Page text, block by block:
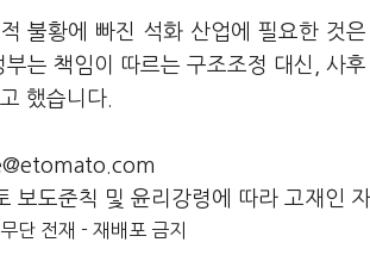
불황에 빠진 석화 산업에 필요한 것
부는 책임이 따르는 구조조정 대신, 사
했습니다.
보도준칙 및 윤리강령에 따라 고재인
단 전재 - 재배포 금지